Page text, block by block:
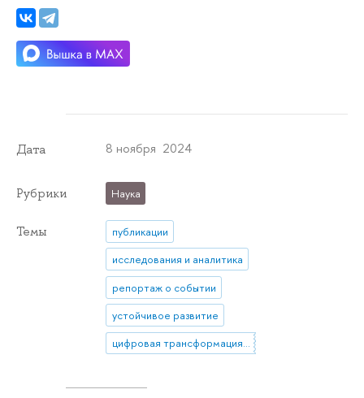
Дата 8 ноября 2024
Рубрики Наука
Темы
публикации
исследования и аналитика
репортаж о событии
устойчивое развитие
цифровая трансформация госуправления